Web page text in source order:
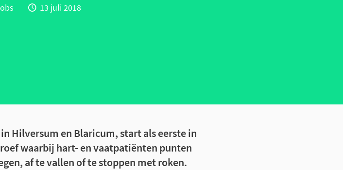
13 juli 2018
Hilversum en Blaricum, start als eerste in
waarbij hart- en vaatpatiënten punten
af te vallen of te stoppen met roken.